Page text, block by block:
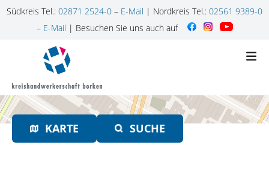
Südkreis Tel.: 02871 2524-0 – E-Mail | Nordkreis Tel.: 02561 9389-0
– E-Mail | Besuchen Sie uns auch auf
n
h
KARTE SUCHE